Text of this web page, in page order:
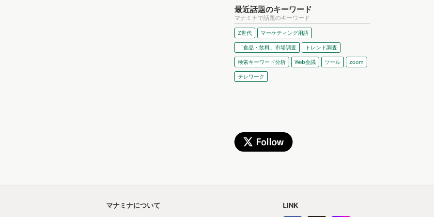
最近話題のキーワード
マナミナで話題のキーワード
Z世代 マーケティング用語
「食品・飲料」市場調査 トレンド調査
検索キーワード分析 Web会議 ツール zoom
テレワーク
マナミナについて LINK